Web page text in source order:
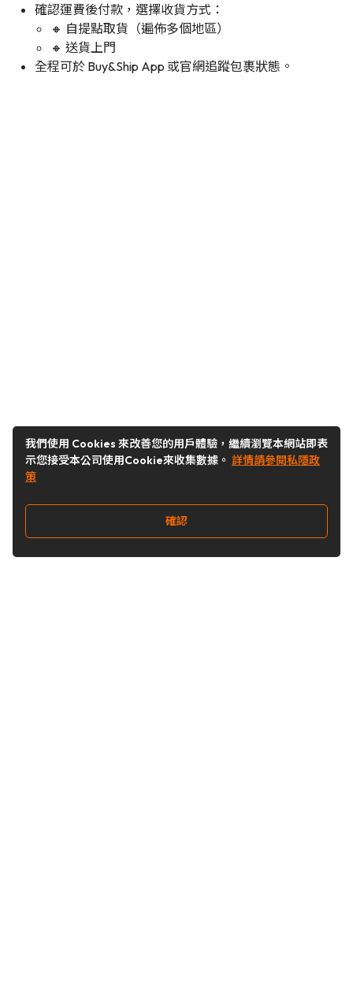
確認運費後付款，選擇收貨方式：
🔸 自提點取貨（遍佈多個地區）
🔸 送貨上門
全程可於 Buy&Ship App 或官網追蹤包裹狀態。
我們使用 Cookies 來改善您的用戶體驗，繼續瀏覽本網站即表
示您接受本公司使用Cookie來收集數據。 詳情請參閱私隱政
策
確認